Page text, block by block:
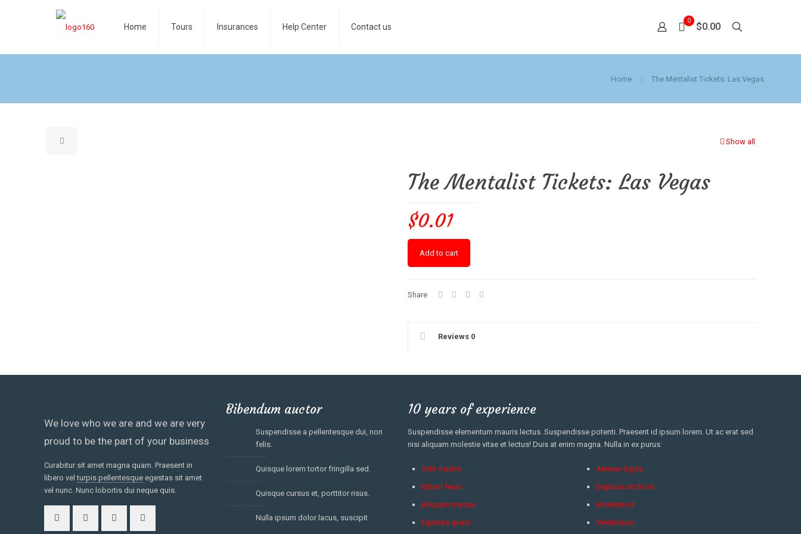
Home Tours Insurances Help Center Contact us
0
$0.00
Home The Mentalist Tickets: Las Vegas
Show all
The Mentalist Tickets: Las Vegas
$0.01
Add to cart
Share
Reviews 0
We love who we are and we are very
proud to be the part of your business
Curabitur sit amet magna quam. Praesent in
libero velturpis pellentesque egestas sit amet
vel nunc. Nunc lobortis dui neque quis.
Bibendum auctor
Suspendisse a pellentesque dui, non
felis.
Quisque lorem tortor fringilla sed.
Quisque cursus et, porttitor risus.
Nulla ipsum dolor lacus, suscipit.
10 years of experience
Suspendisse elementum mauris lectus. Suspendisse potenti. Praesent id ipsum lorem. Ut ac erat sed
nisi aliquam molestie vitae et lectus! Duis at enim magna. Nulla in ex purus:
Velit mauris
Entum feuis
Aliquam massa
Egestas quam
Aenean ligula
Dapibus at dolor
Molestie id
Vestibulum